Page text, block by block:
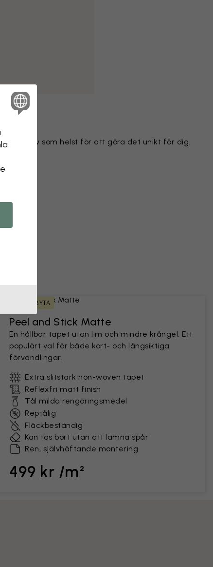
motiv som helst för att göra det unikt för dig.
foto
ENKEL ATT BYTA
Peel and Stick Matte
En hållbar tapet utan lim och mindre krångel. Ett
populärt val för både kort- och långsiktiga
förvandlingar.
Extra slitstark non-woven tapet
Reflexfri matt finish
Tål milda rengöringsmedel
Reptålig
Fläckbeständig
Kan tas bort utan att lämna spår
Ren, självhäftande montering
499 kr /m²